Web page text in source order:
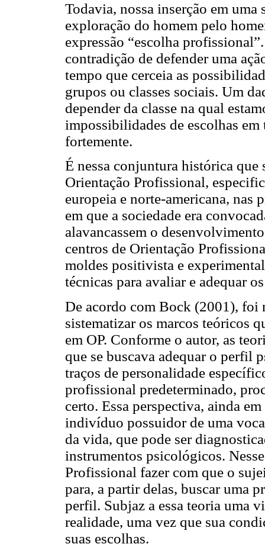
Todavia, nossa inserção em uma
exploração do homem pelo
expressão “escolha
contradição de defender uma
tempo que cerceia as
grupos ou classes sociais. Um
depender da classe na qual
impossibilidades de escolhas
fortemente.
É nessa conjuntura histórica que
Orientação Profissional,
europeia e norte-americana, nas
em que a sociedade era
alavancassem o
centros de Orientação
moldes positivista e
técnicas para avaliar e adequar
De acordo com Bock (2001), foi
sistematizar os marcos teóricos
em OP. Conforme o autor, as
que se buscava adequar o perfil
traços de personalidade
profissional predeterminado,
certo. Essa perspectiva, ainda
indivíduo possuidor de uma
da vida, que pode ser
instrumentos psicológicos.
Profissional fazer com que o
para, a partir delas, buscar uma
perfil. Subjaz a essa teoria uma
realidade, uma vez que sua
suas escolhas.